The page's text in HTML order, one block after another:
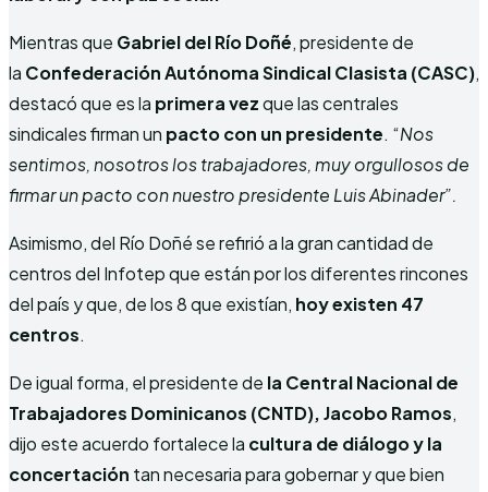
Mientras que Gabriel del Río Doñé, presidente de
la Confederación Autónoma Sindical Clasista (CASC),
destacó que es la primera vezque las centrales
sindicales firman un pacto con un presidente. “Nos
sentimos, nosotros los trabajadores, muy orgullosos de
firmar un pacto con nuestro presidente Luis Abinader”.
Asimismo, del Río Doñé se refirió a la gran cantidad de
centros del Infotep que están por los diferentes rincones
del país y que, de los 8 que existían, hoy existen 47
centros.
De igual forma, el presidente de la Central Nacional de
Trabajadores Dominicanos (CNTD), Jacobo Ramos,
dijo este acuerdo fortalece la cultura de diálogo y la
concertación tan necesaria para gobernar y que bien